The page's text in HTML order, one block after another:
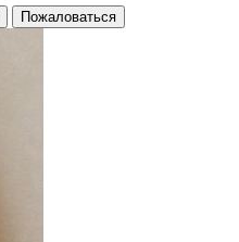
Пожаловаться